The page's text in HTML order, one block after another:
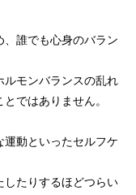
誰でも心身のバラン
ルモンバランスの乱れ
ではありません。
運動といったセルフケ
したりするほどつらい